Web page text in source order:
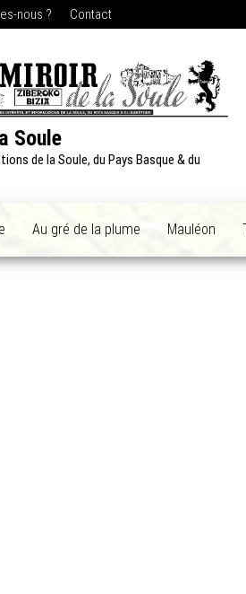
nous ? Contact
Soule
de la Soule, du Pays Basque & du
Au gré de la plume Mauléon